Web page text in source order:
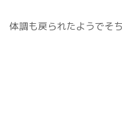
体調も戻られたようでそ